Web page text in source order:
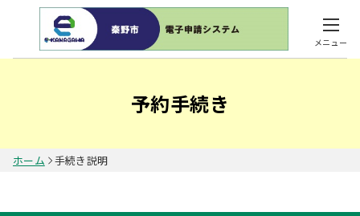
メニュー
予約手続き
ホーム 手続き説明